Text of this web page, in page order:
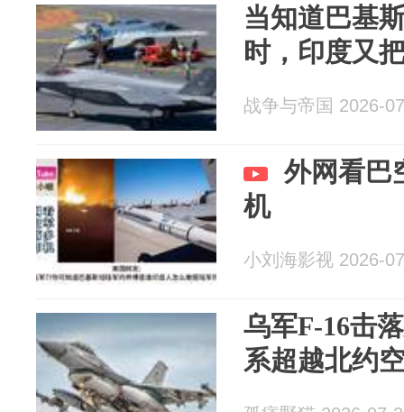
当知道巴基
时，印度又
战争与帝国 2026-
外网看巴
机
小刘海影视 2026-
乌军F-16击
系超越北约